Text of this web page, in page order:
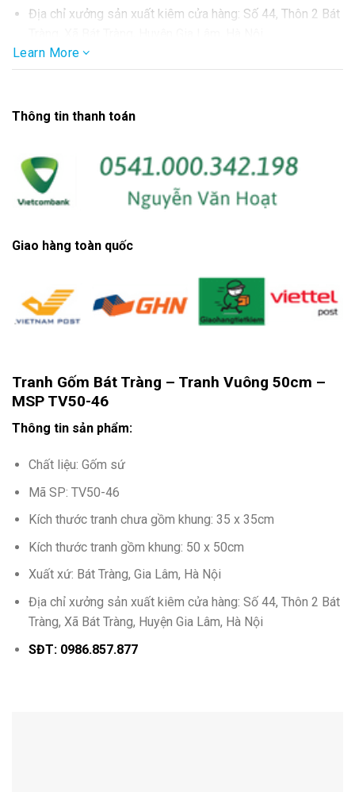
Địa chỉ xưởng sản xuất kiêm cửa hàng: Số 44, Thôn 2 Bát
SĐT: 0986.857.877
Learn More
Thông tin thanh toán
Giao hàng toàn quốc
Tranh Gốm Bát Tràng – Tranh Vuông 50cm –
MSP TV50-46
Thông tin sản phẩm:
Chất liệu: Gốm sứ
Mã SP: TV50-46
Kích thước tranh chưa gồm khung: 35 x 35cm
Kích thước tranh gồm khung: 50 x 50cm
Xuất xứ: Bát Tràng, Gia Lâm, Hà Nội
Địa chỉ xưởng sản xuất kiêm cửa hàng: Số 44, Thôn 2 Bát
Tràng, Xã Bát Tràng, Huyện Gia Lâm, Hà Nội
SĐT: 0986.857.877